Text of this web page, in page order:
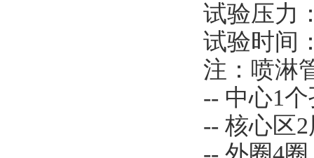
试验压力
试验时间
注：喷淋
-- 中心1个
-- 核心区